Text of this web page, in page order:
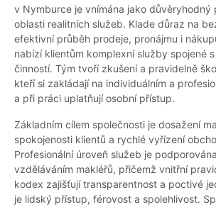
v Nymburce je vnímána jako důvěryhodný
oblasti realitních služeb. Klade důraz na
efektivní průběh prodeje, pronájmu i
nabízí klientům komplexní služby spojené
činností. Tým tvoří zkušení a pravidelně
kteří si zakládají na individuálním a
a při práci uplatňují osobní přístup.
Základním cílem společnosti je dosažení
spokojenosti klientů a rychlé vyřízení
Profesionální úroveň služeb je
vzděláváním makléřů, přičemž vnitřní
kodex zajišťují transparentnost a poctivé
je lidský přístup, férovost a spolehlivost.